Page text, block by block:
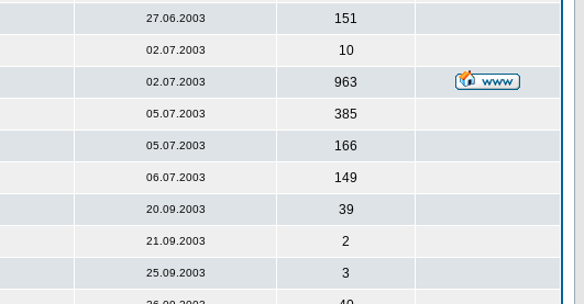
27.06.2003 151
02.07.2003 10
02.07.2003 963
05.07.2003 385
05.07.2003 166
06.07.2003 149
20.09.2003 39
21.09.2003 2
25.09.2003 3